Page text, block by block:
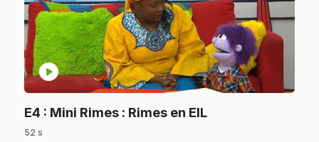
play_circle
E4 : Mini Rimes : Rimes en EIL.
52 s